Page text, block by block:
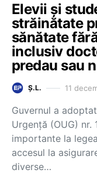
Elevii și
străinătate
sănătate
inclusiv
predau sau
Ș.L. 11
Guvernul a
Urgență (OUG)
importante la
accesul la
diverse…